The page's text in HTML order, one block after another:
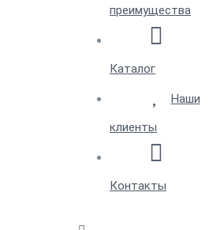
преимущества
Каталог
Наши
клиенты
Контакты